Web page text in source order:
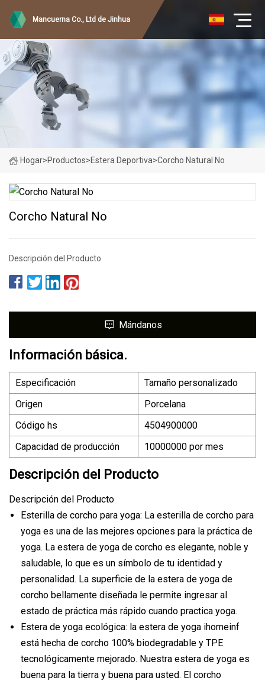
Mancuerna Co., Ltd de Jinhua
Hogar>Productos>Estera Deportiva>Corcho Natural No
Corcho Natural No
Descripción del Producto
Mándanos
Información básica.
Especificación
Tamaño personalizado
Origen
Porcelana
Código hs
4504900000
Capacidad de producción
10000000 por mes
Descripción del Producto
Descripción del Producto
Esterilla de corcho para yoga: La esterilla de corcho para
yoga es una de las mejores opciones para la práctica de
yoga. La estera de yoga de corcho es elegante, noble y
saludable, lo que es un símbolo de tu identidad y
personalidad. La superficie de la estera de yoga de
corcho bellamente diseñada le permite ingresar al
estado de práctica más rápido cuando practica yoga.
Estera de yoga ecológica: la estera de yoga ihomeinf
está hecha de corcho 100% biodegradable y TPE
tecnológicamente mejorado. Nuestra estera de yoga es
buena para la tierra y buena para usted. El corcho